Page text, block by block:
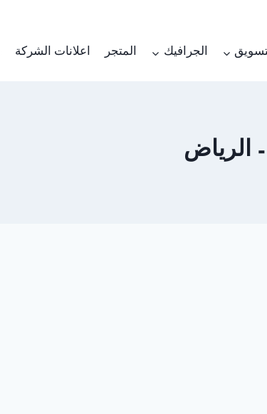
الجرافيك المتجر اعلانات الشركة
الرياض